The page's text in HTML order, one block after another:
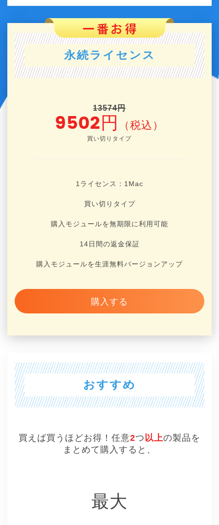
永続ライセンス
13574円
9502円 （税込）
買い切りタイプ
1ライセンス：1 Mac
買い切りタイプ
購入モジュールを無期限に利用可能
14日間の返金保証
購入モジュールを生涯無料バージョンアップ
購入する
おすすめ
買えば買うほどお得！任意2つ以上の製品を
まとめて購入すると、
最大